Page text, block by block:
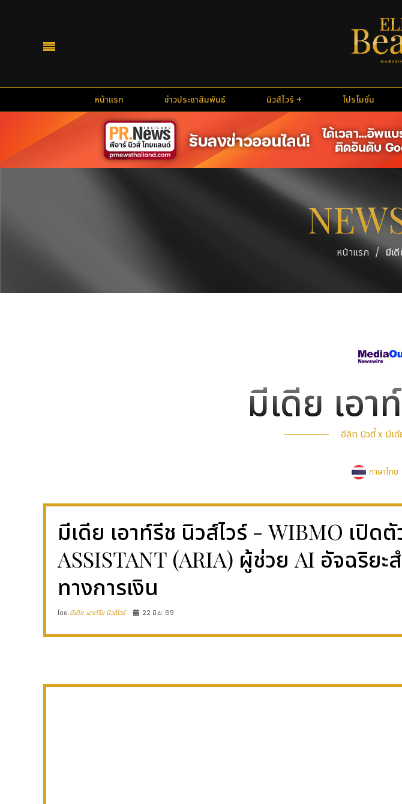
หน้าแรก ข่าวประชาสัมพันธ์ นิวส์ไวร์ โปรโมชั่น
หน้าแรก / มีเ
มีเดีย เอา
อีลิท บิวตี้ x มีเดี
ภาษาไทย
มีเดีย เอาท์รีช นิวส์ไวร์ - WIBMO เปิด
ASSISTANT (ARIA) ผู้ช่วย AI อัจฉริ
ทางการเงิน
โดย มีเดีย เอาท์รีช นิวส์ไวร์ 22 มิ.ย. 69